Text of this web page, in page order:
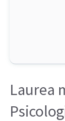
Laurea